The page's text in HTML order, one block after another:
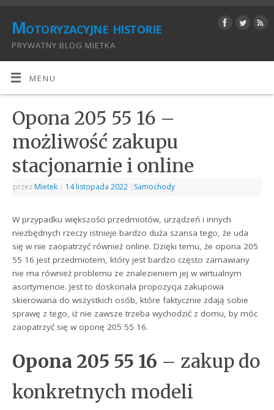
Motoryzacyjne historie
PRYWATNY BLOG MIETKA
MENU
Opona 205 55 16 –
możliwość zakupu
stacjonarnie i online
przez Mietek | 14 listopada 2022 | Samochody
W przypadku większości przedmiotów, urządzeń i innych
niezbędnych rzeczy istnieje bardzo duża szansa tego, że uda
się w nie zaopatrzyć również online. Dzięki temu, że opona 205
55 16 jest przedmiotem, który jest bardzo często zamawiany
nie ma również problemu ze znalezieniem jej w wirtualnym
asortymencie. Jest to doskonała propozycja zakupowa
skierowana do wszystkich osób, które faktycznie zdają sobie
sprawę z tego, iż nie zawsze trzeba wychodzić z domu, by móc
zaopatrzyć się w oponę 205 55 16.
Opona 205 55 16 – zakup do
konkretnych modeli